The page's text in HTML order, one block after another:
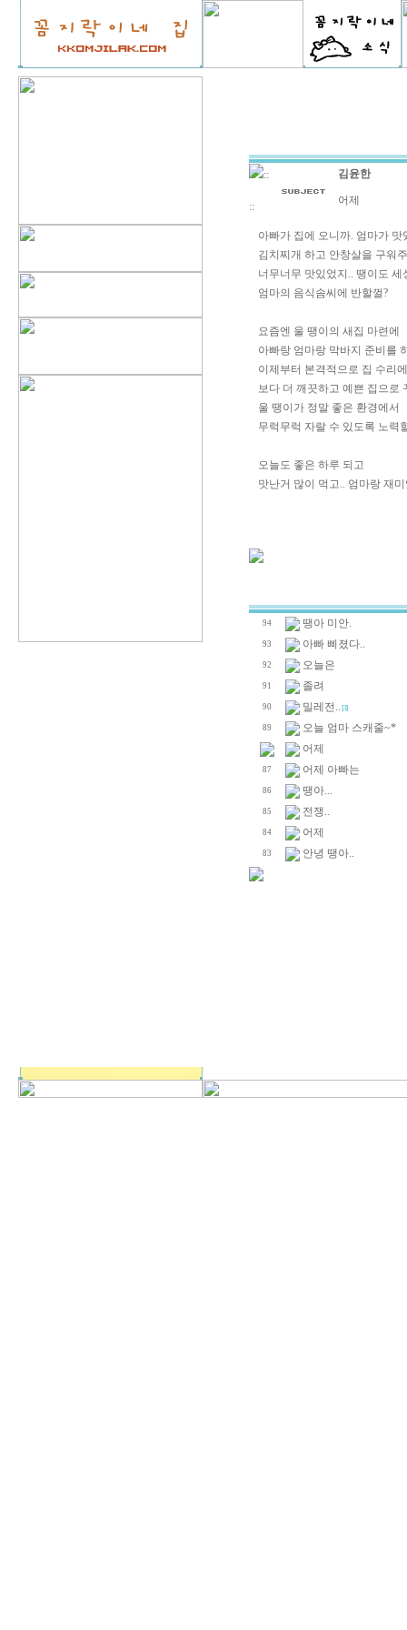
:: 김윤한
:: 어제
아빠가 집에 오니까. 엄마가 맛
김치찌개 하고 안창살을 구워
너무너무 맛있었지.. 땡이도 세
엄마의 음식솜씨에 반할껄?
요즘엔 울 땡이의 새집 마련에
아빠랑 엄마랑 막바지 준비를
이제부터 본격적으로 집 수리
보다 더 깨끗하고 예쁜 집으로
울 땡이가 정말 좋은 환경에서
무럭무럭 자랄 수 있도록 노력
오늘도 좋은 하루 되고
맛난거 많이 먹고.. 엄마랑 재
94 땡아 미안.
93 아빠 삐졌다..
92 오늘은
91 졸려
90 밀레전.. [3]
89
오늘 엄마 스캐줄~*
어제
87 어제 아빠는
86 땡아...
85 전쟁..
84 어제
83 안녕 땡아..